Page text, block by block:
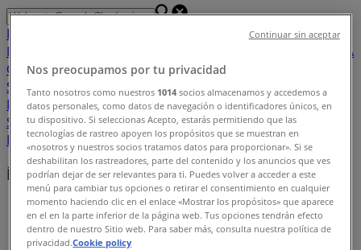
Destacados
Departamentales
El Regreso A
Clases HogarFarmacias y
SaludElectrónicaFerreteríasSalud y
BellezaRestaurantesAutosBancos y
ServiciosDeporteLibrerías y PapeleríasOcioNiños
EntretenimientoÓpticas
Índice de ofertas en Jacona de Plancarte
Tiendeo en Jacona de Plancarte»
Índice de ofertas
Nos preocupamos por tu privacidad
Tanto nosotros como nuestros 1014 socios almacenamos y accedemos a
datos personales, como datos de navegación o identificadores únicos, en
tu dispositivo. Si seleccionas Acepto, estarás permitiendo que las
tecnologías de rastreo apoyen los propósitos que se muestran en
«nosotros y nuestros socios tratamos datos para proporcionar». Si se
deshabilitan los rastreadores, parte del contenido y los anuncios que ves
podrían dejar de ser relevantes para ti. Puedes volver a acceder a este
menú para cambiar tus opciones o retirar el consentimiento en cualquier
momento haciendo clic en el enlace «Mostrar los propósitos» que aparece
en el en la parte inferior de la página web. Tus opciones tendrán efecto
dentro de nuestro Sitio web. Para saber más, consulta nuestra política de
privacidad.Cookie policy
Continuar sin aceptar